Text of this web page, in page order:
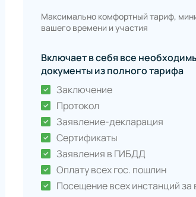
Максимально комфортный тариф,
вашего времени и участия
Включает в себя все
документы из полного тарифа
Заключение
Протокол
Заявление-декларация
Сертификаты
Заявления в ГИБДД
Оплату всех гос. пошлин
Посещение всех инстанций за